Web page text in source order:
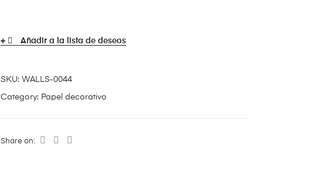
Añadir a la lista de deseos
SKU: WALLS-0044
Category: Papel decorativo
Share on: